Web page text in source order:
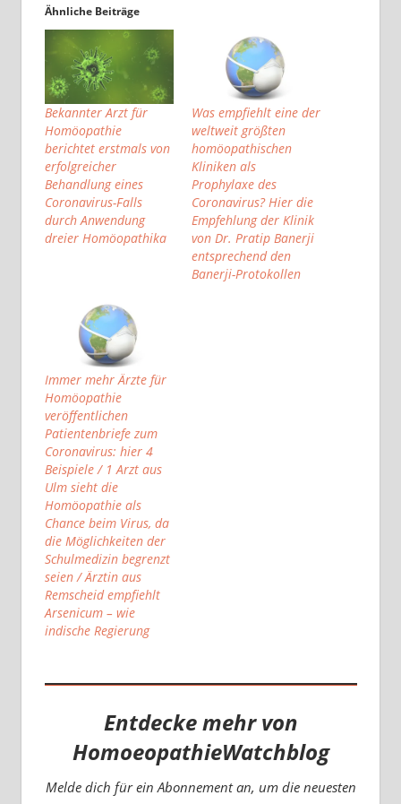
Ähnliche Beiträge
Bekannter Arzt für
Homöopathie
berichtet erstmals von
erfolgreicher
Behandlung eines
Coronavirus-Falls
durch Anwendung
dreier Homöopathika
Was empfiehlt eine der
weltweit größten
homöopathischen
Kliniken als
Prophylaxe des
Coronavirus? Hier die
Empfehlung der Klinik
von Dr. Pratip Banerji
entsprechend den
Banerji-Protokollen
Immer mehr Ärzte für
Homöopathie
veröffentlichen
Patientenbriefe zum
Coronavirus: hier 4
Beispiele / 1 Arzt aus
Ulm sieht die
Homöopathie als
Chance beim Virus, da
die Möglichkeiten der
Schulmedizin begrenzt
seien / Ärztin aus
Remscheid empfiehlt
Arsenicum – wie
indische Regierung
Entdecke mehr von
HomoeopathieWatchblog
Melde dich für ein Abonnement an, um die neuesten